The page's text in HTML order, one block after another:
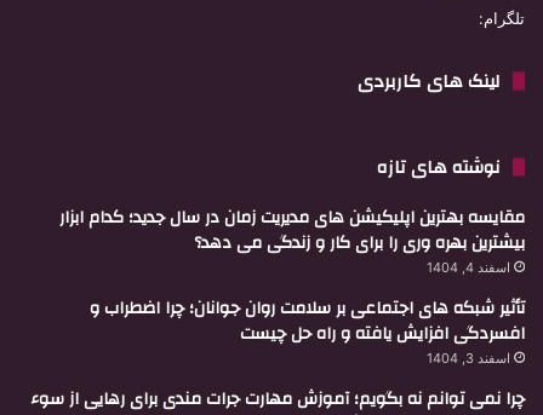
تلگرام:
لینک های کاربردی
نوشته های تازه
مقایسه بهترین اپلیکیشن های مدیریت زمان در سال جدید؛ کدام ابزار
بیشترین بهره وری را برای کار و زندگی می دهد؟
اسفند 4, 1404
تأثیر شبکه های اجتماعی بر سلامت روان جوانان؛ چرا اضطراب و
افسردگی افزایش یافته و راه حل چیست
اسفند 3, 1404
چرا نمی توانم نه بگویم؛ آموزش مهارت جرات مندی برای رهایی از سوء